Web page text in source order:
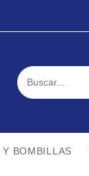
BOMBILLAS